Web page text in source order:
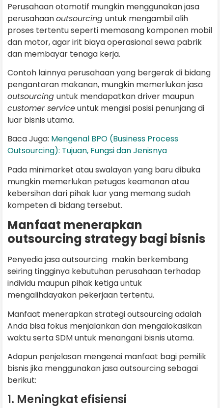
Perusahaan otomotif mungkin menggunakan jasa
perusahaanoutsourcing untuk mengambil alih
proses tertentu seperti memasang komponen mobil
dan motor, agar irit biaya operasional sewa pabrik
dan membayar tenaga kerja.
Contoh lainnya perusahaan yang bergerak di bidang
pengantaran makanan, mungkin memerlukan jasa
outsourcing untuk mendapatkan driver maupun
customer serviceuntuk mengisi posisi penunjang di
luar bisnis utama.
Baca Juga: Mengenal BPO (Business Process
Outsourcing): Tujuan, Fungsi dan Jenisnya
Pada minimarket atau swalayan yang baru dibuka
mungkin memerlukan petugas keamanan atau
kebersihan dari pihak luar yang memang sudah
kompeten di bidang tersebut.
Manfaat menerapkan
outsourcing strategy bagi bisnis
Penyedia jasa outsourcing makin berkembang
seiring tingginya kebutuhan perusahaan terhadap
individu maupun pihak ketiga untuk
mengalihdayakan pekerjaan tertentu.
Manfaat menerapkan strategi outsourcing adalah
Anda bisa fokus menjalankan dan mengalokasikan
waktu serta SDM untuk menangani bisnis utama.
Adapun penjelasan mengenai manfaat bagi pemilik
bisnis jika menggunakan jasa outsourcing sebagai
berikut:
1. Meningkat efisiensi